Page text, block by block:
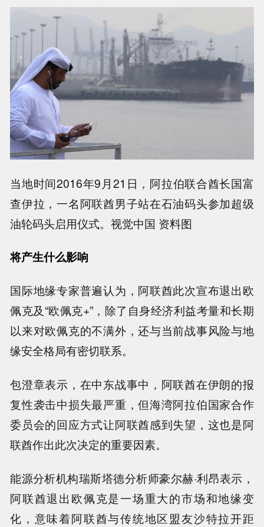
当地时间2016年9月21日，阿拉伯联合酋长国富
查伊拉，一名阿联酋男子站在石油码头参加超级
油轮码头启用仪式。视觉中国 资料图
将产生什么影响
国际地缘专家普遍认为，阿联酋此次宣布退出欧
佩克及“欧佩克+”，除了自身经济利益考量和长期
以来对欧佩克的不满外，还与当前战事风险与地
缘安全格局有密切联系。
包澄章表示，在中东战事中，阿联酋在伊朗的报
复性袭击中损失最严重，但海湾阿拉伯国家合作
委员会的回应方式让阿联酋感到失望，这也是阿
联酋作出此次决定的重要因素。
能源分析机构瑞斯塔德分析师豪尔赫·利昂表示，
阿联酋退出欧佩克是一场重大的市场和地缘变
化，意味着阿联酋与传统地区盟友沙特拉开距